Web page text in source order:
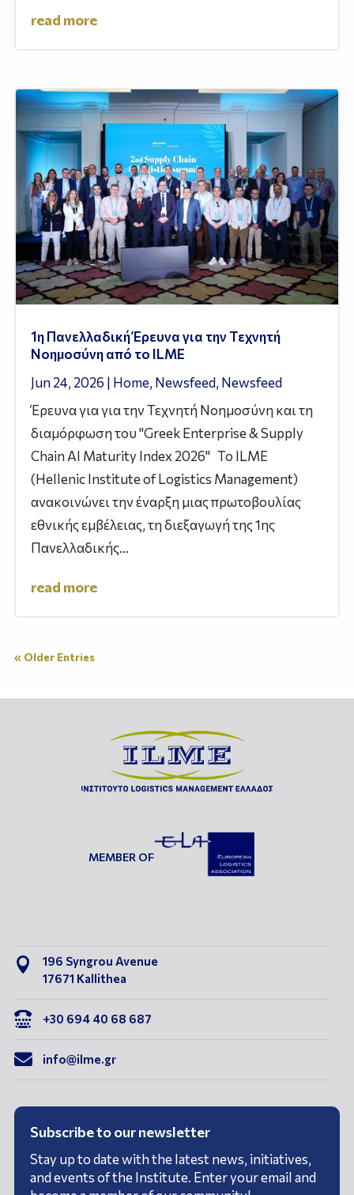
read more
1η Πανελλαδική Έρευνα για την Τεχνητή
Νοημοσύνη από το ILME
Jun 24, 2026 | Home, Newsfeed, Newsfeed
Έρευνα για για την Τεχνητή Νοημοσύνη και τη
διαμόρφωση του "Greek Enterprise & Supply
Chain AI Maturity Index 2026" Το ILME
(Hellenic Institute of Logistics Management)
ανακοινώνει την έναρξη μιας πρωτοβουλίας
εθνικής εμβέλειας, τη διεξαγωγή της 1ης
Πανελλαδικής...
read more
« Older Entries
MEMBER OF

196 Syngrou Avenue
17671 Kallithea
 +30 694 40 68 687
 info@ilme.gr
Subscribe to our newsletter
Stay up to date with the latest news, initiatives,
and events of the Institute. Enter your email and